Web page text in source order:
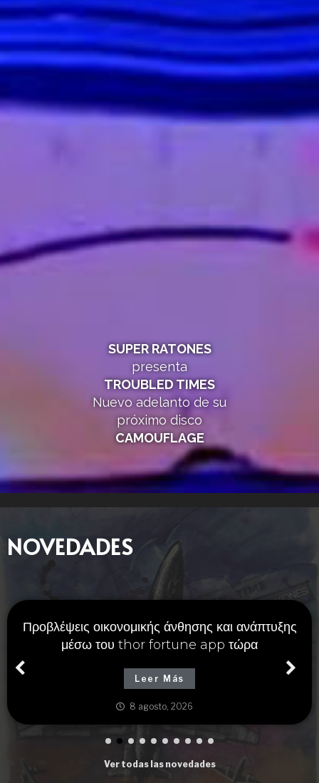
SUPER RATONES
presenta
TROUBLED TIMES
Nuevo adelanto de su
próximo disco
CAMOUFLAGE
NOVEDADES
Προβλέψεις οικονομικής άνθησης και ανάπτυξης
μέσω του thor fortune app τώρα
Leer Más
8 agosto, 2026
Ver todas las novedades